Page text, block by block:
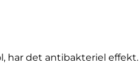
har det antibakteriel effekt.